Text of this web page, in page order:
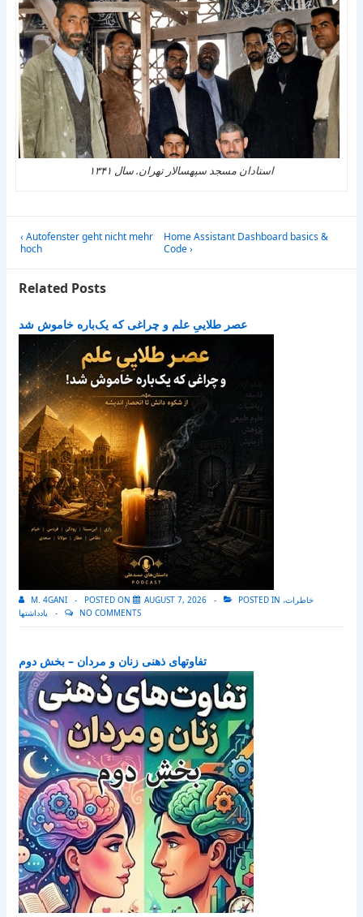
استادان مسجد سپهسالار تهران. سال ۱۳۴۱
Post
navigation
Previous
Post
‹ Autofenster geht nicht mehr
hoch
Next
Post
Home Assistant Dashboard basics &
Code ›
Related Posts
عصر طلاییِ علم و چراغی که یک‌باره خاموش شد
M. 4GANI POSTED ON AUGUST 7, 2026 POSTED IN خاطرات،
یادداشتها
NO COMMENTS
تفاوتهای ذهنی زنان و مردان – بخش دوم